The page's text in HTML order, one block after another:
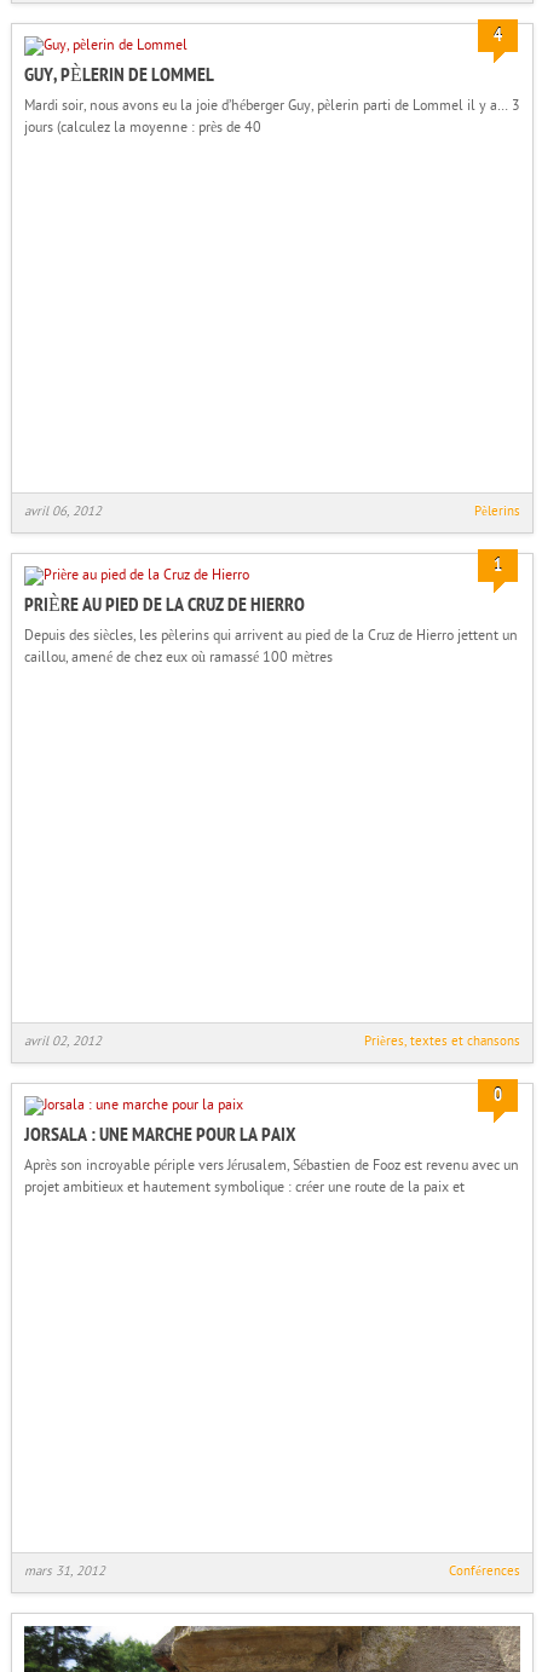
4
GUY, PÈLERIN DE LOMMEL
Mardi soir, nous avons eu la joie d’héberger Guy, pèlerin parti de Lommel il y a… 3
jours (calculez la moyenne : près de 40
avril 06, 2012 Pèlerins
1
PRIÈRE AU PIED DE LA CRUZ DE HIERRO
Depuis des siècles, les pèlerins qui arrivent au pied de la Cruz de Hierro jettent un
caillou, amené de chez eux où ramassé 100 mètres
avril 02, 2012 Prières, textes et chansons
0
JORSALA : UNE MARCHE POUR LA PAIX
Après son incroyable périple vers Jérusalem, Sébastien de Fooz est revenu avec un
projet ambitieux et hautement symbolique : créer une route de la paix et
mars 31, 2012 Conférences